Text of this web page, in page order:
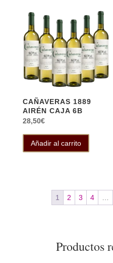
CAÑAVERAS 1889
AIRÉN CAJA 6B
28,50€
Añadir al carrito
1 2 3 4
Productos